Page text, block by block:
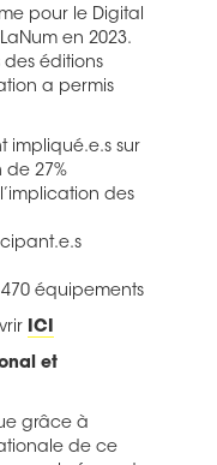
pour le Digital
en 2023.
éditions
a permis
impliqué.e.s sur
de 27%
des
équipements
ICI
et
grâce à
de ce